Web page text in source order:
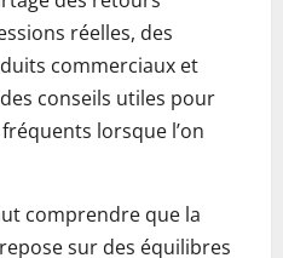
réelles, des
commerciaux et
conseils utiles pour
lorsque l’on
comprendre que la
repose sur des équilibres